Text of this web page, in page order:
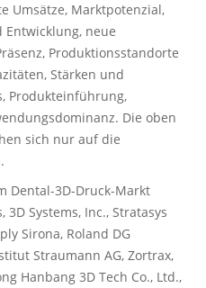
Umsätze, Marktpotenzial,
neue
Produktionsstandorte
Stärken und
Produkteinführung,
Die oben
sich nur auf die
Dental-3D-Druck-Markt
3D Systems, Inc., Stratasys
Sirona, Roland DG
Straumann AG, Zortrax,
Hanbang 3D Tech Co., Ltd.,